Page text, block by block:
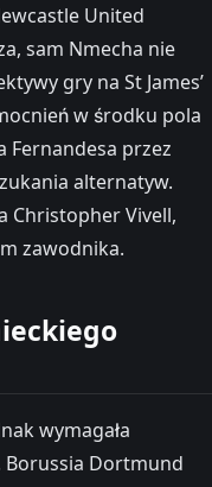
United
sam Nmecha nie
gry na St James’
w środku pola
Fernandesa przez
alternatyw.
Christopher Vivell,
zawodnika.
wymagała
Borussia Dortmund